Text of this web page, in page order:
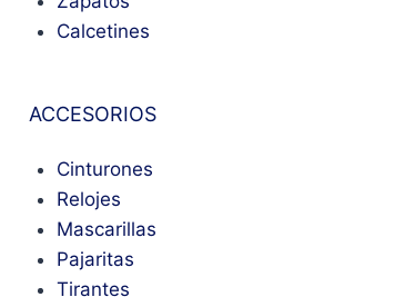
Calcetines
ACCESORIOS
Cinturones
Relojes
Mascarillas
Pajaritas
Tirantes